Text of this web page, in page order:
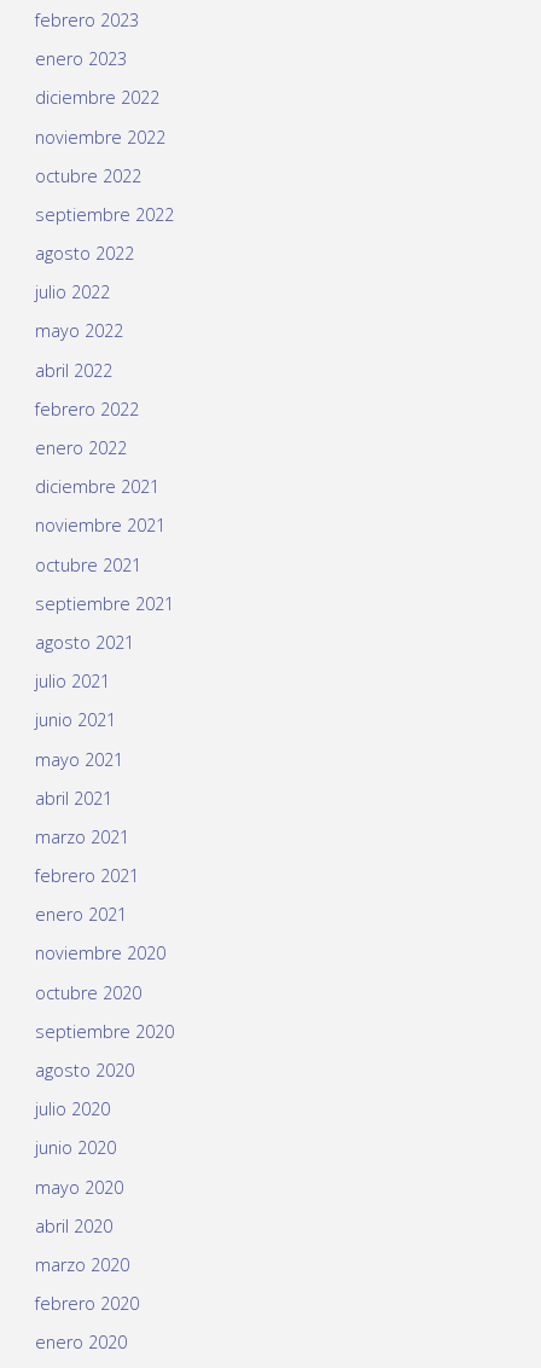
febrero 2023
enero 2023
diciembre 2022
noviembre 2022
octubre 2022
septiembre 2022
agosto 2022
julio 2022
mayo 2022
abril 2022
febrero 2022
enero 2022
diciembre 2021
noviembre 2021
octubre 2021
septiembre 2021
agosto 2021
julio 2021
junio 2021
mayo 2021
abril 2021
marzo 2021
febrero 2021
enero 2021
noviembre 2020
octubre 2020
septiembre 2020
agosto 2020
julio 2020
junio 2020
mayo 2020
abril 2020
marzo 2020
febrero 2020
enero 2020